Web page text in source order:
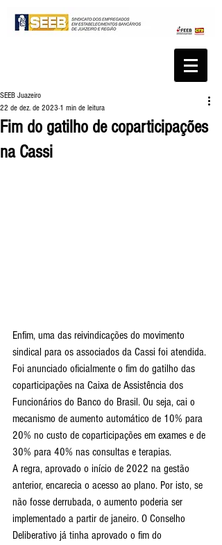
Fim do gatilho de coparticipações
na Cassi
SEEB Juazeiro
22 de dez. de 2023 1 min de leitura
Enfim, uma das reivindicações do movimento
sindical para os associados da Cassi foi atendida.
Foi anunciado oficialmente o fim do gatilho das
coparticipações na Caixa de Assistência dos
Funcionários do Banco do Brasil. Ou seja, cai o
mecanismo de aumento automático de 10% para
20% no custo de coparticipações em exames e de
30% para 40% nas consultas e terapias.
A regra, aprovado o início de 2022 na gestão
anterior, encarecia o acesso ao plano. Por isto, se
não fosse derrubada, o aumento poderia ser
implementado a partir de janeiro. O Conselho
Deliberativo já tinha aprovado o fim do